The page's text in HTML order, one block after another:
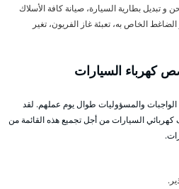
تبديل بطارية السيارة، صيانة كافة الأسلاك
الخاص به، تعبئة غاز الفريون، تغير
كهرباء السيارات
الواجبات والمسؤوليات طوال يوم عملهم. لقد
السيارات من أجل تجميع هذه القائمة من